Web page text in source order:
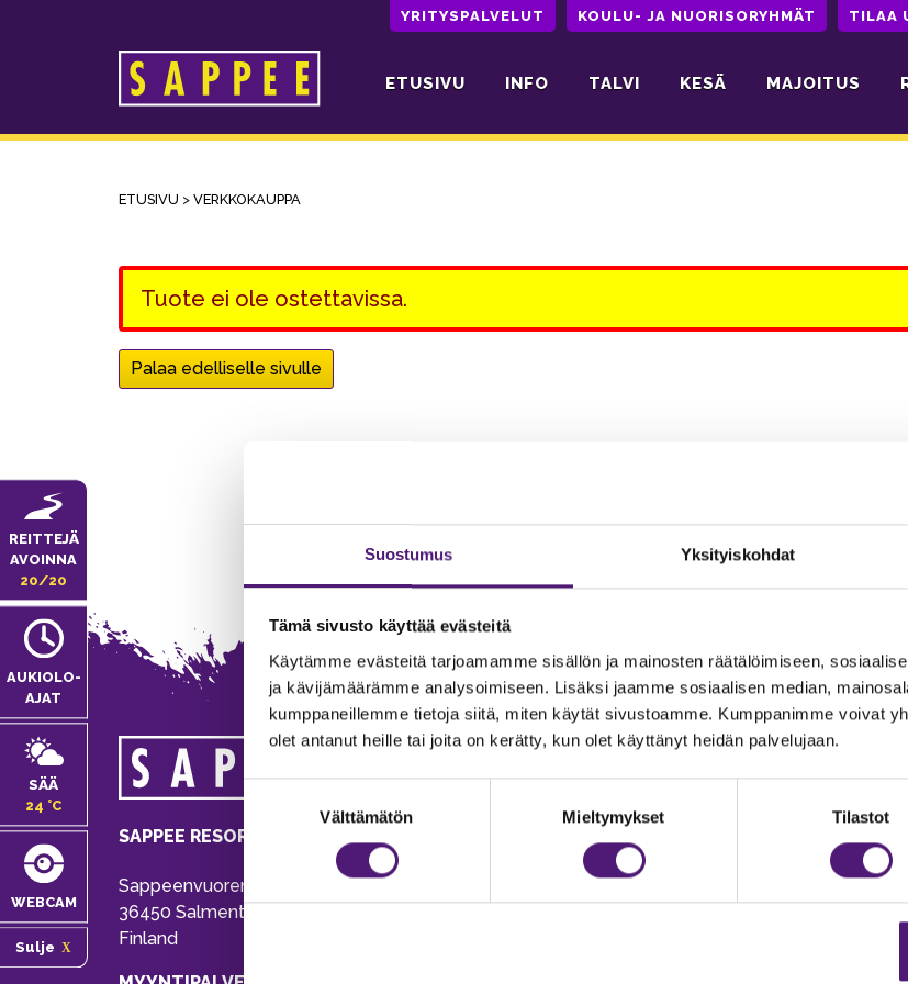
Suostumus Yksityiskohdat
Tämä sivusto käyttää evästeitä
Käytämme evästeitä tarjoamamme sisällön ja mainosten räätälöimiseen,
ja kävijämäärämme analysoimiseen. Lisäksi jaamme sosiaalisen median,
kumppaneillemme tietoja siitä, miten käytät sivustoamme. Kumppanimme voivat
olet antanut heille tai joita on kerätty, kun olet käyttänyt heidän palvelujaan.
Välttämätön Mieltymykset Tilastot
YRITYSPALVELUT KOULU- JA NUORISORYHMÄT TILAA
Päävalikko ETUSIVU INFO TALVI KESÄ MAJOITUS
REITTEJÄ
AVOINNA
20/20
AUKIOLO­
AJAT
SÄÄ
24 °C
WEBCAM
Sulje
ETUSIVU > VERKKOKAUPPA
Tuote ei ole ostettavissa.
Palaa edelliselle sivulle
SAPPEE RESORT
Sappeenvuorentie 200
36450 Salmentaka, Pälkäne
Finland
MAJOITUS
020 755 9975
majoitus@sappee.fi
Vastuullisuus
Avoimet
Anna